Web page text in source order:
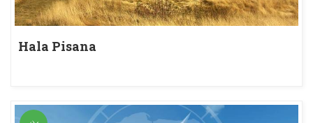
Hala Pisana